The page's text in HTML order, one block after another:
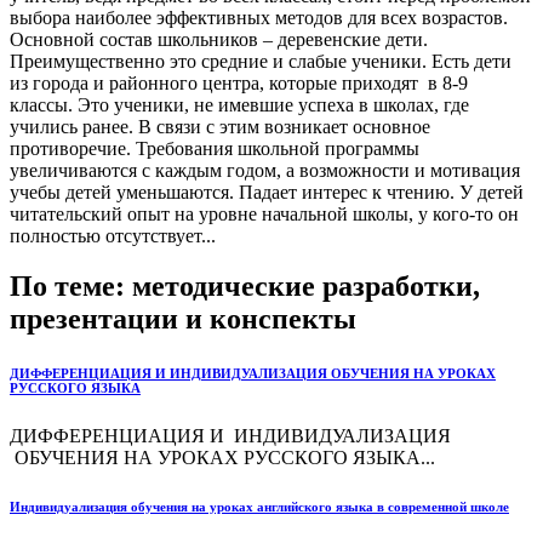
выбора наиболее эффективных методов для всех возрастов.
Основной состав школьников – деревенские дети.
Преимущественно это средние и слабые ученики. Есть дети
из города и районного центра, которые приходят в 8-9
классы. Это ученики, не имевшие успеха в школах, где
учились ранее. В связи с этим возникает основное
противоречие. Требования школьной программы
увеличиваются с каждым годом, а возможности и мотивация
учебы детей уменьшаются. Падает интерес к чтению. У детей
читательский опыт на уровне начальной школы, у кого-то он
полностью отсутствует...
По теме: методические разработки,
презентации и конспекты
ДИФФЕРЕНЦИАЦИЯ И ИНДИВИДУАЛИЗАЦИЯ ОБУЧЕНИЯ НА УРОКАХ
РУССКОГО ЯЗЫКА
ДИФФЕРЕНЦИАЦИЯ И ИНДИВИДУАЛИЗАЦИЯ
ОБУЧЕНИЯ НА УРОКАХ РУССКОГО ЯЗЫКА...
Индивидуализация обучения на уроках английского языка в современной школе